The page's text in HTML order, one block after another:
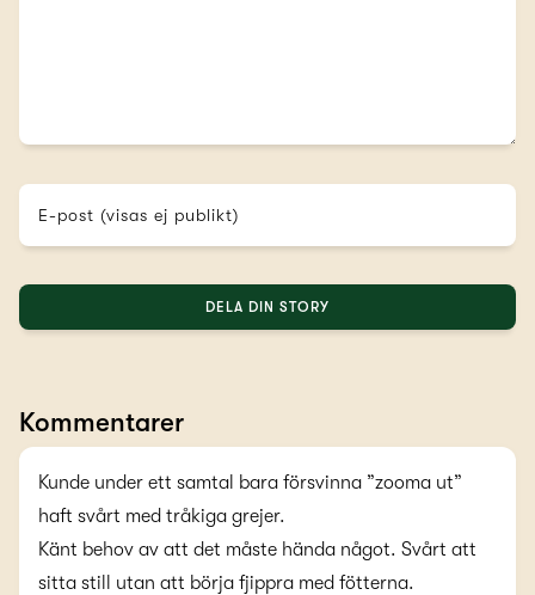
E-post (visas ej publikt)
DELA DIN STORY
Kommentarer
Kunde under ett samtal bara försvinna ”zooma ut”
haft svårt med tråkiga grejer.
Känt behov av att det måste hända något. Svårt att
sitta still utan att börja fjippra med fötterna.